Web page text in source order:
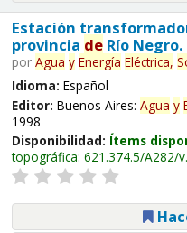
Estación
provincia deRío Negro.
por Agua y Energía Eléctrica,
Idioma: Español
Editor: Buenos Aires: Agua y
1998
Disponibilidad: Ítems
topográfica: 621.374.5/A282/